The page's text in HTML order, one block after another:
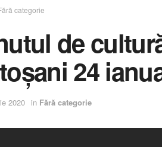
categorie
de
24
2020 in Fără categorie